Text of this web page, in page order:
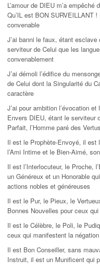
L’amour de DIEU m’a
Qu’IL est BON SURVEILLANT
convenable
J’ai banni le faux, étant
serviteur de Celui que les
convenablement
J’ai démoli l’édifice du
de Celui dont la Singularité du
caractère
J’ai pour ambition l’évocation
Envers DIEU, étant le serviteur
Parfait, l’Homme paré des
Il est le Prophète-Envoyé, il est
l’Ami Intime et le Bien-Aimé,
Il est l’Interlocuteur, le Proche,
un Généreux et un Honorable
actions nobles et généreuses
Il est le Pur, le Pieux, le
Bonnes Nouvelles pour ceux
Il est le Célèbre, le Poli, le
ceux qui manifestent la
Il est Bon Conseiller, sans
Instruit, il est un Munificent qui